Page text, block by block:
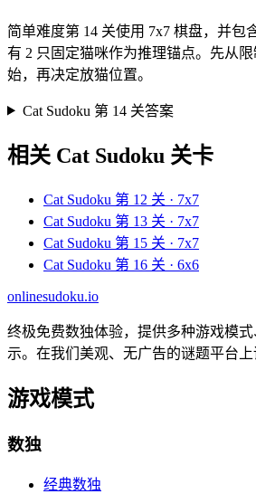
简单难度第 14 关使用 7x7 棋盘，并包
有 2 只固定猫咪作为推理锚点。先从
始，再决定放猫位置。
Cat Sudoku 第 14 关答案
相关 Cat Sudoku 关卡
Cat Sudoku 第 12 关 · 7x7
Cat Sudoku 第 13 关 · 7x7
Cat Sudoku 第 15 关 · 7x7
Cat Sudoku 第 16 关 · 6x6
onlinesudoku.io
终极免费数独体验，提供多种游戏模
示。在我们美观、无广告的谜题平台上
游戏模式
数独
经典数独